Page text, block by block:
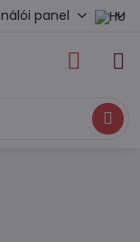
panel
Keresés